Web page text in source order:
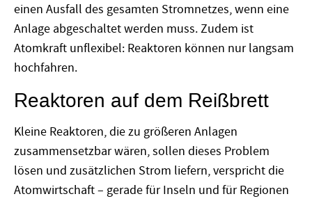
einen Ausfall des gesamten Stromnetzes, wenn eine
Anlage abgeschaltet werden muss. Zudem ist
Atomkraft unflexibel: Reaktoren können nur langsam
hochfahren.
Reaktoren auf dem Reißbrett
Kleine Reaktoren, die zu größeren Anlagen
zusammensetzbar wären, sollen dieses Problem
lösen und zusätzlichen Strom liefern, verspricht die
Atomwirtschaft – gerade für Inseln und für Regionen